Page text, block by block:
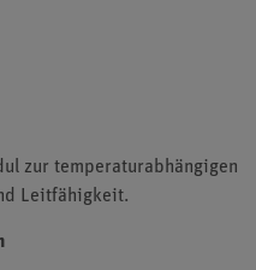
zur temperaturabhängigen
Leitfähigkeit.